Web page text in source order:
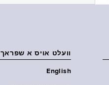
וועלט אויס א שפראך
English